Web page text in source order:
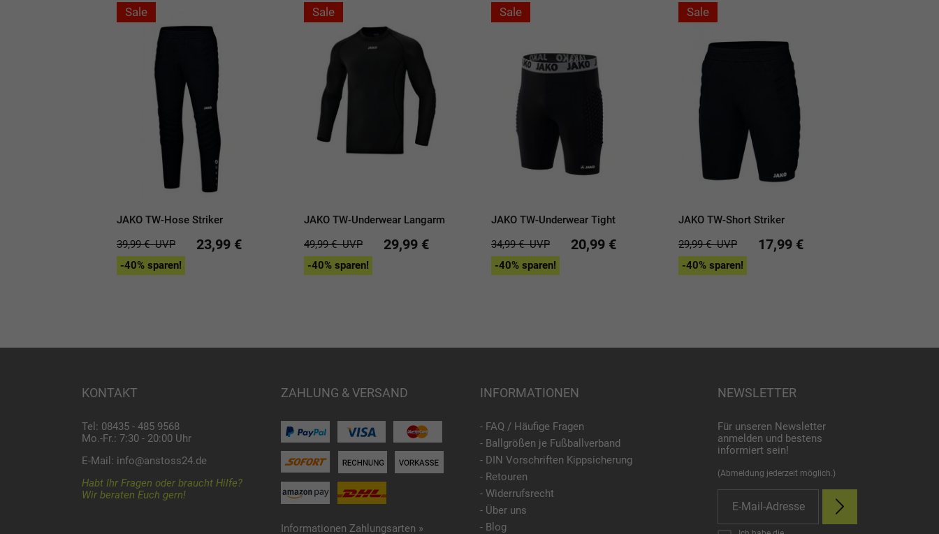
Sale
JAKO TW-Hose Striker
39,99 €UVP 23,99 €
-40% sparen!
Sale
JAKO TW-Underwear Langarm
49,99 €UVP 29,99 €
-40% sparen!
Sale
JAKO TW-Underwear Tight
34,99 €UVP 20,99 €
-40% sparen!
Sale
JAKO TW-Short Striker
29,99 €UVP 17,99 €
-40% sparen!
KONTAKT
Tel: 08435 - 485 9568
Mo.-Fr.: 7:30 - 20:00 Uhr
E-Mail: info@anstoss24.de
Habt Ihr Fragen oder braucht Hilfe?
Wir beraten Euch gern!
ZAHLUNG & VERSAND
Informationen Zahlungsarten »
INFORMATIONEN
- FAQ / Häufige Fragen
- Ballgrößen je Fußballverband
- DIN Vorschriften Kippsicherung
- Retouren
- Widerrufsrecht
- Über uns
- Blog
NEWSLETTER
Für unseren Newsletter
anmelden und bestens
informiert sein!
(Abmeldung jederzeit möglich.)